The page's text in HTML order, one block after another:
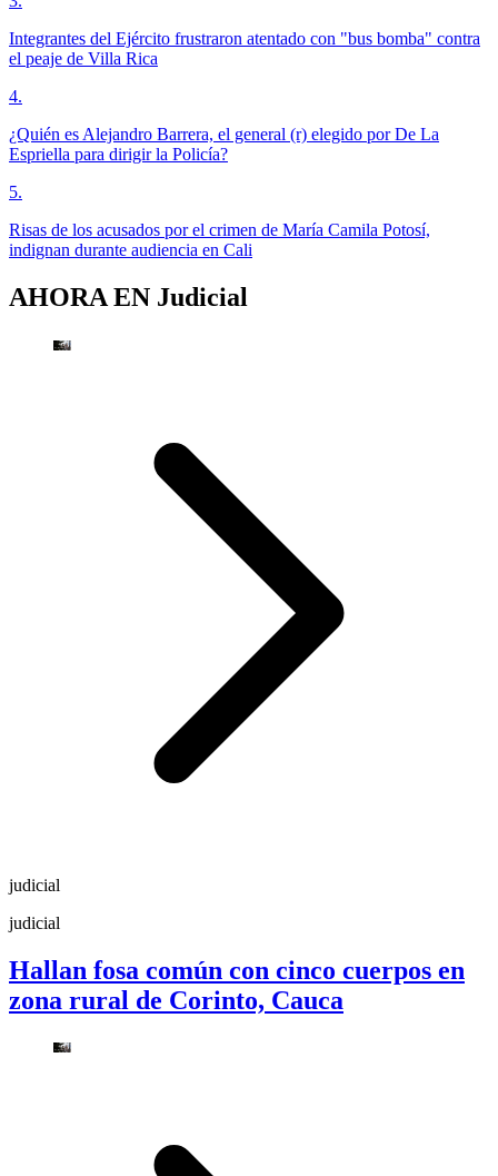
Integrantes del Ejército frustraron atentado con "bus bomba" contra
el peaje de Villa Rica
4.
¿Quién es Alejandro Barrera, el general (r) elegido por De La
Espriella para dirigir la Policía?
5.
Risas de los acusados por el crimen de María Camila Potosí,
indignan durante audiencia en Cali
AHORA EN Judicial
judicial
judicial
Hallan fosa común con cinco cuerpos en
zona rural de Corinto, Cauca